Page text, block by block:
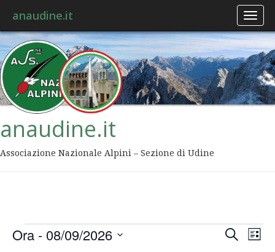
anaudine.it
anaudine.it
Associazione Nazionale Alpini – Sezione di Udine
Cerca
Lista
Ora - 08/09/2026